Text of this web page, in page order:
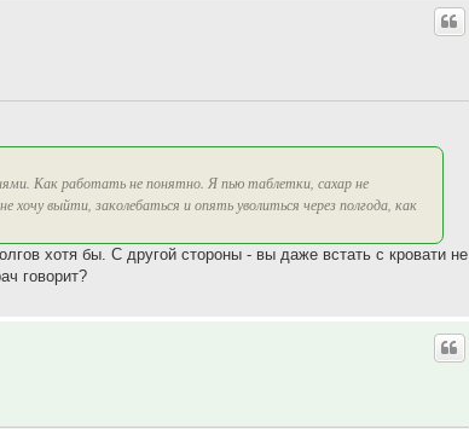
Как работать не понятно. Я пью таблетки, сахар не
выйти, заколебаться и опять уволиться через полгода, как
хотя бы. С другой стороны - вы даже встать с кровати не
говорит?